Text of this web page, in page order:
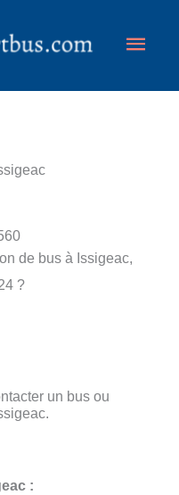
de bus à Issigeac,
?
un bus ou
: